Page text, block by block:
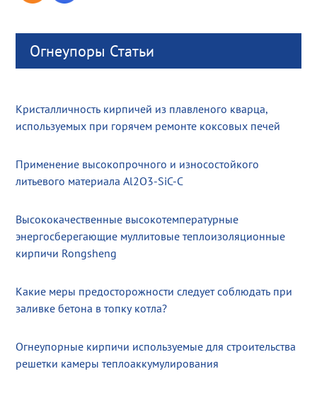
Огнеупоры Статьи
Кристалличность кирпичей из плавленого кварца,
используемых при горячем ремонте коксовых печей
Применение высокопрочного и износостойкого
литьевого материала Al2O3-SiC-C
Высококачественные высокотемпературные
энергосберегающие муллитовые теплоизоляционные
кирпичи Rongsheng
Какие меры предосторожности следует соблюдать при
заливке бетона в топку котла?
Огнеупорные кирпичи используемые для строительства
решетки камеры теплоаккумулирования